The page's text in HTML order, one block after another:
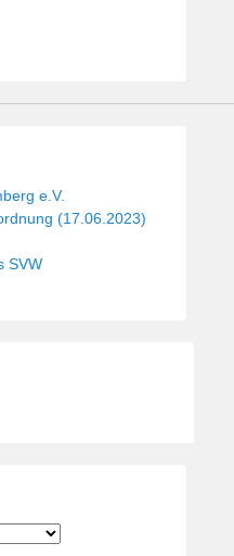
e.V.
(17.06.2023)
SVW